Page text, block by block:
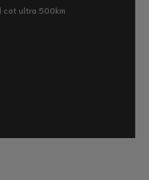
cat ultra 500km